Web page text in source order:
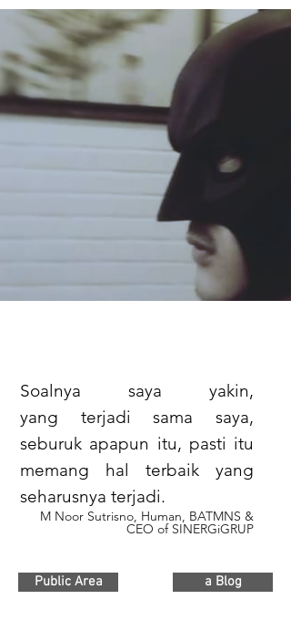
Soalnya saya yakin,
yang terjadi sama saya,
seburuk apapun itu, pasti itu
memang hal terbaik yang
seharusnya terjadi.
M Noor Sutrisno, Human, BATMNS &
CEO of SINERGiGRUP
Public Area a Blog